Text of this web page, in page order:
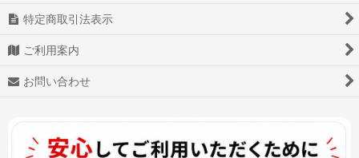
特定商取引法表示
ご利用案内
お問い合わせ